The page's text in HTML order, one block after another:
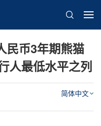
民币3年期熊猫
人最低水平之列
简体中文